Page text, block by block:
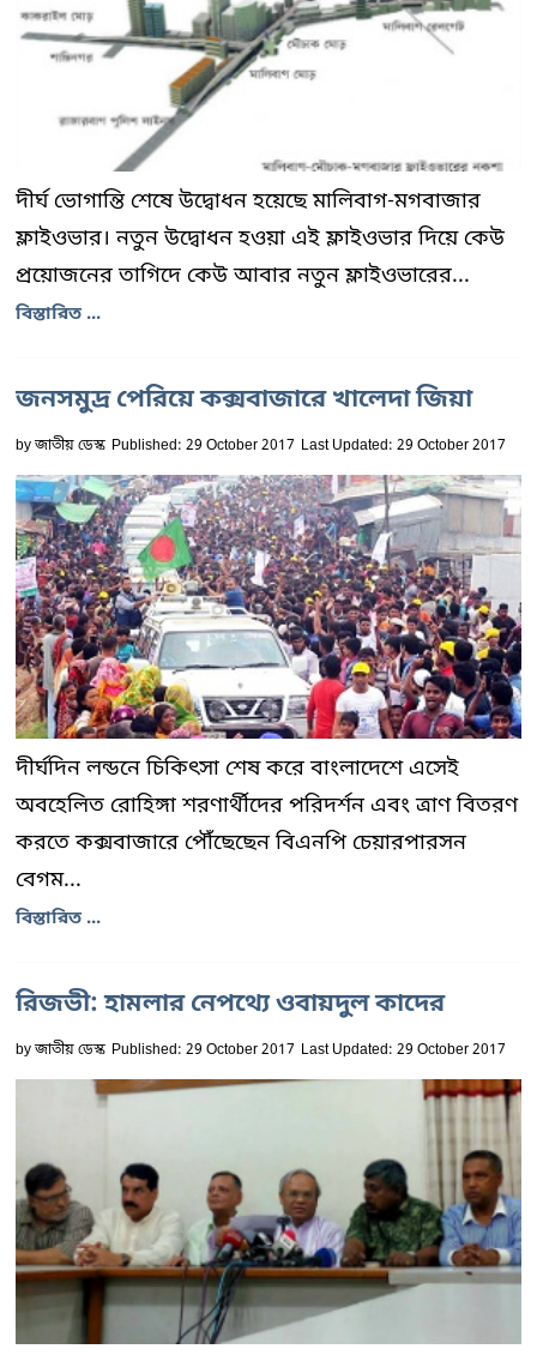
দীর্ঘ ভোগান্তি শেষে উদ্বোধন হয়েছে মালিবাগ-মগবাজার
ফ্লাইওভার। নতুন উদ্বোধন হওয়া এই ফ্লাইওভার দিয়ে কেউ
প্রয়োজনের তাগিদে কেউ আবার নতুন ফ্লাইওভারের...
বিস্তারিত ...
জনসমুদ্র পেরিয়ে কক্সবাজারে খালেদা জিয়া
byজাতীয় ডেস্ক Published: 29 October 2017 Last Updated: 29 October 2017
দীর্ঘদিন লন্ডনে চিকিৎসা শেষ করে বাংলাদেশে এসেই
অবহেলিত রোহিঙ্গা শরণার্থীদের পরিদর্শন এবং ত্রাণ বিতরণ
করতে কক্সবাজারে পৌঁছেছেন বিএনপি চেয়ারপারসন
বেগম...
বিস্তারিত ...
রিজভী: হামলার নেপথ্যে ওবায়দুল কাদের
byজাতীয় ডেস্ক Published: 29 October 2017 Last Updated: 29 October 2017